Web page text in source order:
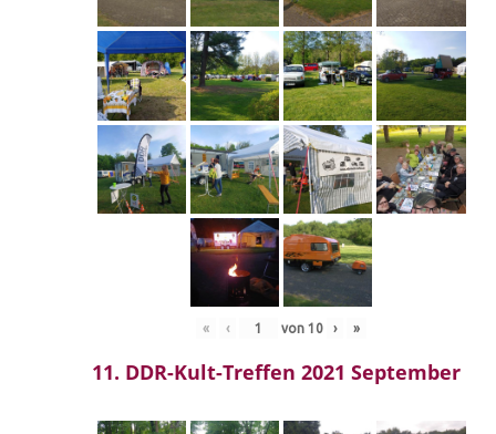
« ‹ von 10 › »
11. DDR-Kult-Treffen 2021 September